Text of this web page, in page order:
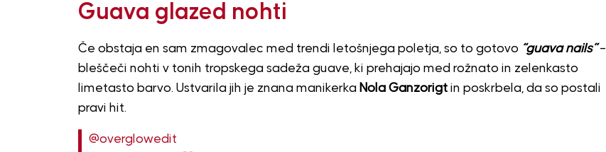
Guava glazed nohti
Če obstaja en sam zmagovalec med trendi letošnjega poletja, so to gotovo “guava nails” –
bleščeči nohti v tonih tropskega sadeža guave, ki prehajajo med rožnato in zelenkasto
limetasto barvo. Ustvarila jih je znana manikerka Nola Ganzorigtin poskrbela, da so postali
pravi hit.
@overglowedit